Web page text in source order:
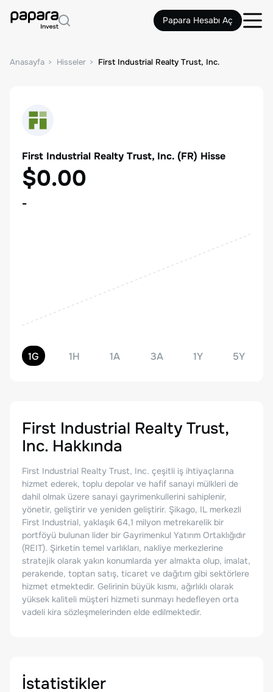
Papara Hesabı Aç
Anasayfa Hisseler First Industrial Realty Trust, Inc.
First Industrial Realty Trust, Inc. (FR) Hisse
$0.00
-
1G 1H 1A 3A 1Y 5Y
First Industrial Realty Trust,
Inc. Hakkında
First Industrial Realty Trust, Inc. çeşitli iş ihtiyaçlarına
hizmet ederek, toplu depolar ve hafif sanayi mülkleri de
dahil olmak üzere sanayi gayrimenkullerini sahiplenir,
yönetir, geliştirir ve yeniden geliştirir. Şikago, IL merkezli
First Industrial, yaklaşık 64,1 milyon metrekarelik bir
portföyü bulunan lider bir Gayrimenkul Yatırım Ortaklığıdır
(REIT). Şirketin temel varlıkları, nakliye merkezlerine
stratejik olarak yakın konumlarda yer almakta olup, imalat,
perakende, toptan satış, ticaret ve dağıtım gibi sektörlere
hizmet etmektedir. Gelirinin büyük kısmı, ağırlıklı olarak
yüksek kaliteli müşteri hizmeti sunmayı hedefleyen orta
vadeli kira sözleşmelerinden elde edilmektedir.
İstatistikler